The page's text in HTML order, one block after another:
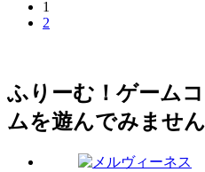
1
2
ふりーむ！ゲーム
ムを遊んでみませ